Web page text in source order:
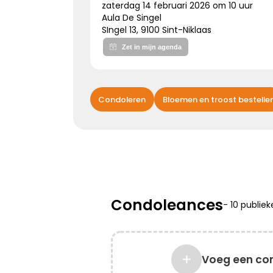
zaterdag 14 februari 2026 om 10 uur
Aula De Singel
SIngel 13, 9100 Sint-Niklaas
Condoleren Bloemen en troost
Condoleances-10
Voeg een
Kies dit gedicht
Bijzonder persoon gemist